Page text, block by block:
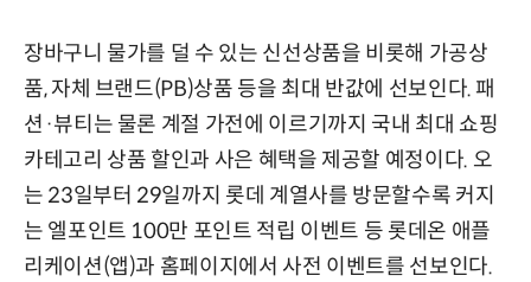
장바구니 물가를 덜 수 있는 신선상품을 비롯해 가공상
품, 자체 브랜드(PB)상품 등을 최대 반값에 선보인다. 패
션·뷰티는 물론 계절 가전에 이르기까지 국내 최대 쇼핑
카테고리 상품 할인과 사은 혜택을 제공할 예정이다. 오
는 23일부터 29일까지 롯데 계열사를 방문할수록 커지
는 엘포인트 100만 포인트 적립 이벤트 등 롯데온 애플
리케이션(앱)과 홈페이지에서 사전 이벤트를 선보인다.